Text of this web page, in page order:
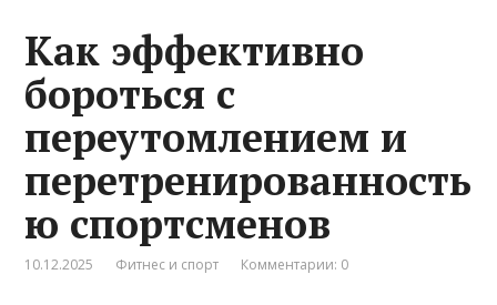
Как эффективно
бороться с
переутомлением и
перетренированность
ю спортсменов
10.12.2025 Фитнес и спорт Комментарии: 0